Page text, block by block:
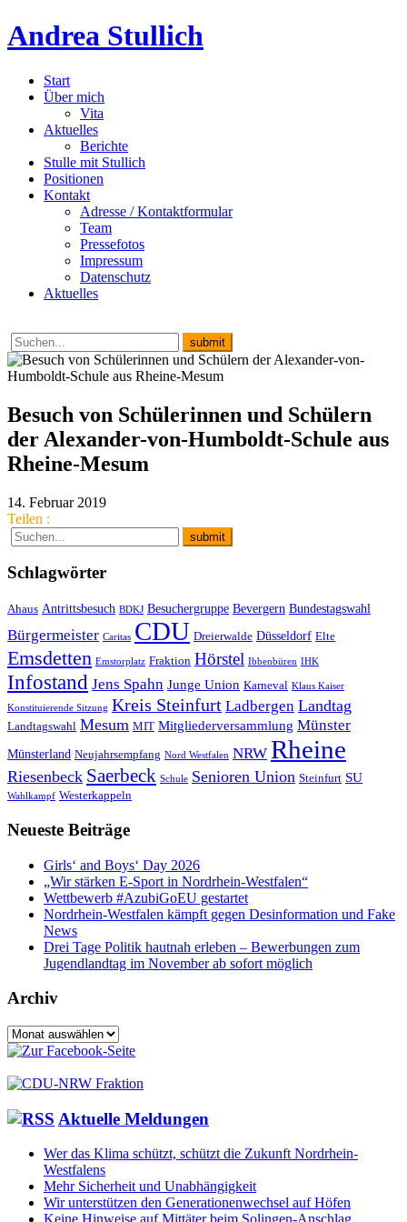
Andrea Stullich
Start
Über mich
Vita
Aktuelles
Berichte
Stulle mit Stullich
Positionen
Kontakt
Adresse / Kontaktformular
Team
Pressefotos
Impressum
Datenschutz
Aktuelles
Besuch von Schülerinnen und Schülern
der Alexander-von-Humboldt-Schule aus
Rheine-Mesum
14. Februar 2019
Teilen :
Schlagwörter
Ahaus Antrittsbesuch BDKJ Besuchergruppe Bevergern Bundestagswahl
Bürgermeister Caritas CDU Dreierwalde Düsseldorf Elte
Emsdetten Emstorplatz Fraktion Hörstel Ibbenbüren IHK
Infostand Jens Spahn Junge Union Karneval Klaus Kaiser
Konstituierende Sitzung Kreis Steinfurt Ladbergen Landtag
Landtagswahl Mesum MIT Mitgliederversammlung Münster
Münsterland Neujahrsempfang Nord Westfalen NRW Rheine
Riesenbeck Saerbeck Schule Senioren Union Steinfurt SU
Wahlkampf Westerkappeln
Neueste Beiträge
Girls‘ and Boys‘ Day 2026
„Wir stärken E-Sport in Nordrhein-Westfalen“
Wettbewerb #AzubiGoEU gestartet
Nordrhein-Westfalen kämpft gegen Desinformation und Fake
News
Drei Tage Politik hautnah erleben – Bewerbungen zum
Jugendlandtag im November ab sofort möglich
Archiv
Archiv
Aktuelle Meldungen
Wer das Klima schützt, schützt die Zukunft Nordrhein-
Westfalens
Mehr Sicherheit und Unabhängigkeit
Wir unterstützen den Generationenwechsel auf Höfen